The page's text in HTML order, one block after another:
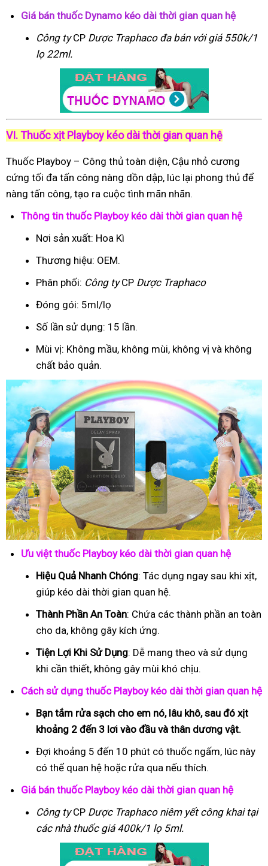
Giá bán thuốc Dynamo kéo dài thời gian quan hệ
Công tyCP Dược Traphacođa bán với giá 550k/1
lọ 22ml.
VI. Thuốc xịt Playboy kéo dài thời gian quan hệ
Thuốc Playboy – Công thủ toàn diện, Cậu nhỏ cương
cứng tối đa tấn công nàng dồn dập, lúc lại phong thủ để
nàng tấn công, tạo ra cuộc tình mãn nhãn.
Thông tin thuốc Playboy kéo dài thời gian quan hệ
Nơi sản xuất: Hoa Kì
Thương hiệu: OEM.
Phân phối: Công tyCP Dược Traphaco
Đóng gói: 5ml/lọ
Số lần sử dụng: 15 lần.
Mùi vị: Không mầu, không mùi, không vị và không
chất bảo quản.
Ưu việt thuốc Playboy kéo dài thời gian quan hệ
Hiệu Quả Nhanh Chóng: Tác dụng ngay sau khi xịt,
giúp kéo dài thời gian quan hệ.
Thành Phần An Toàn: Chứa các thành phần an toàn
cho da, không gây kích ứng.
Tiện Lợi Khi Sử Dụng: Dễ mang theo và sử dụng
khi cần thiết, không gây mùi khó chịu.
Cách sử dụng thuốc Playboy kéo dài thời gian quan hệ
Bạn tắm rửa sạch cho em nó, lâu khô, sau đó xịt
khoảng 2 đến 3 lơi vào đầu và thân dương vật.
Đợi khoảng 5 đến 10 phút có thuốc ngấm, lúc này
có thể quan hệ hoặc rửa qua nếu thích.
Giá bán thuốc Playboy kéo dài thời gian quan hệ
Công tyCP Dược Traphaconiêm yết công khai tại
các nhà thuốc giá 400k/1 lọ 5ml.